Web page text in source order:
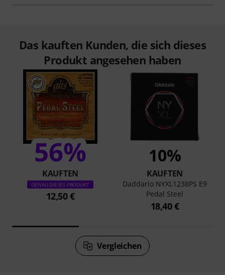
Das kauften Kunden, die sich dieses
Produkt angesehen haben
56%
KAUFTEN
GENAU DIESES PRODUKT
12,50 €
10%
KAUFTEN
Daddario NYXL1238PS E9
Pedal Steel
18,40 €
Vergleichen